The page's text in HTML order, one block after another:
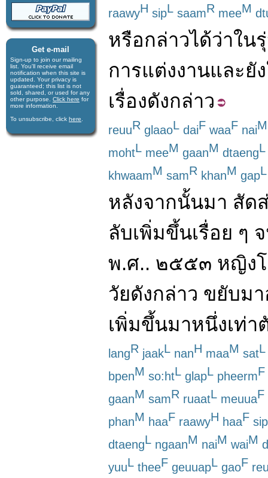
Get e-mail
Sign-up to join our mail­ing
list. You'll receive e­mail
notification when this site is
updated. Your privacy is
guaran­teed; this list is not
sold, shared, or used for any
other purpose. Click here for
more infor­mation.
To unsubscribe, click here
raawyH sipL saamR meeM
หรือกล่าวได้ว่าใน
การแต่งงานและยัง
เรื่องดังกล่าว
reuuR glaaoL daiF waaF naiM
mohtL meeM gaanM dtaengL
khwaamM samR khanM gapL
หลังจากนั้นมา สัด
ลับเพิ่มขึ้นเรื่อย ๆ
พ.ศ.. ๒๕๕๓ หญิง
วัยดังกล่าว ขยับมา
เพิ่มขึ้นมาหนึ่งเท่า
langR jaakL nanH maaM satL
bpenM so:htL glapL pheermF
gaanM samR ruaatL meuuaF
phanM haaF raawyH haaF sip
dtaengL ngaanM naiM waiM
yuuL theeF geuuapL gaoF